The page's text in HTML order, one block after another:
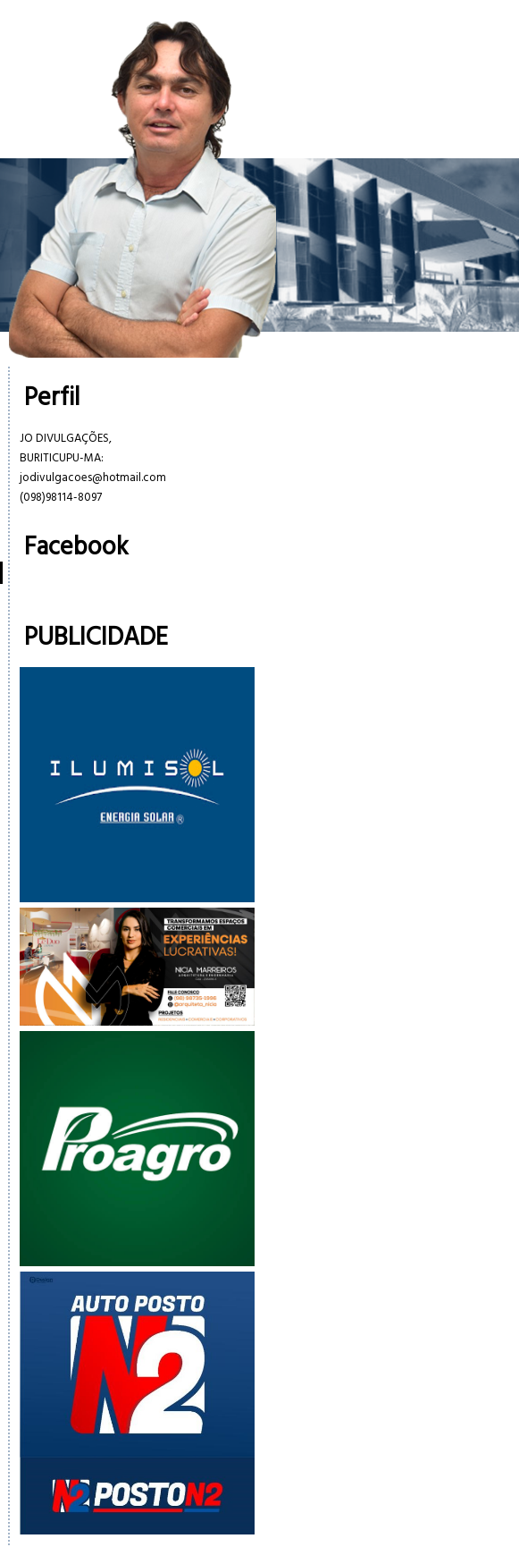
Perfil
JO DIVULGAÇÕES,
BURITICUPU-MA:
jodivulgacoes@hotmail.com
(098)98114-8097
Facebook
PUBLICIDADE